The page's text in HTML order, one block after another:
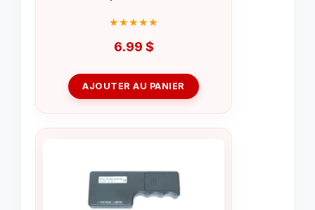
6.99 $
AJOUTER AU PANIER